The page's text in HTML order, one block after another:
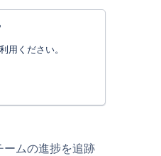
用ください。
ームの進捗を追跡